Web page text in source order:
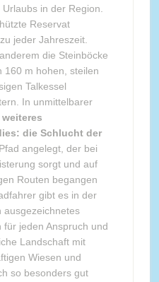
in der Region.
Reservat
jeder Jahreszeit.
die Steinböcke
160 m hohen, steilen
Talkessel
In unmittelbarer
die Schlucht der
angelegt, der bei
sorgt und auf
Routen begangen
gibt es in der
ausgezeichnetes
jeden Anspruch und
Landschaft mit
Wiesen und
so besonders gut